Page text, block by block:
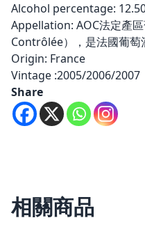
Alcohol percentage:
Appellation: AOC法定產
Contrôlée），是法國葡萄
Origin: France
Vintage :2005/2006/2007
Share
相關商品